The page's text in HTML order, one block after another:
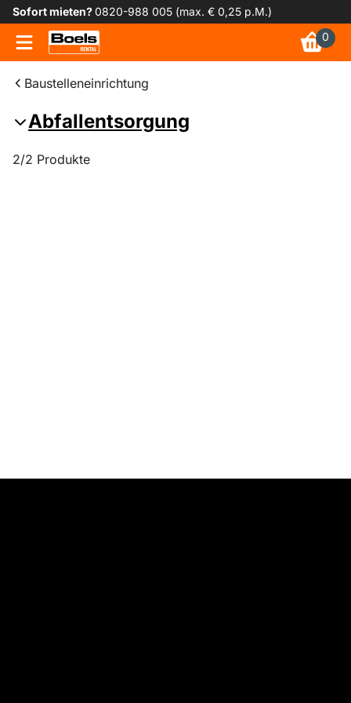
Sofort mieten?0820-988 005 (max. € 0,25 p.M.)
0
Baustelleneinrichtung
Abfallentsorgung
2/2 Produkte